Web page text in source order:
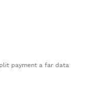
payment a far data